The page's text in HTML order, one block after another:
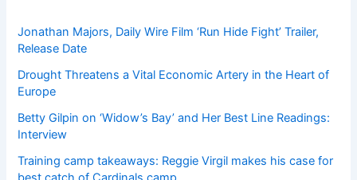
Jonathan Majors, Daily Wire Film ‘Run Hide Fight’ Trailer,
Release Date
Drought Threatens a Vital Economic Artery in the Heart of
Europe
Betty Gilpin on ‘Widow’s Bay’ and Her Best Line Readings:
Interview
Training camp takeaways: Reggie Virgil makes his case for